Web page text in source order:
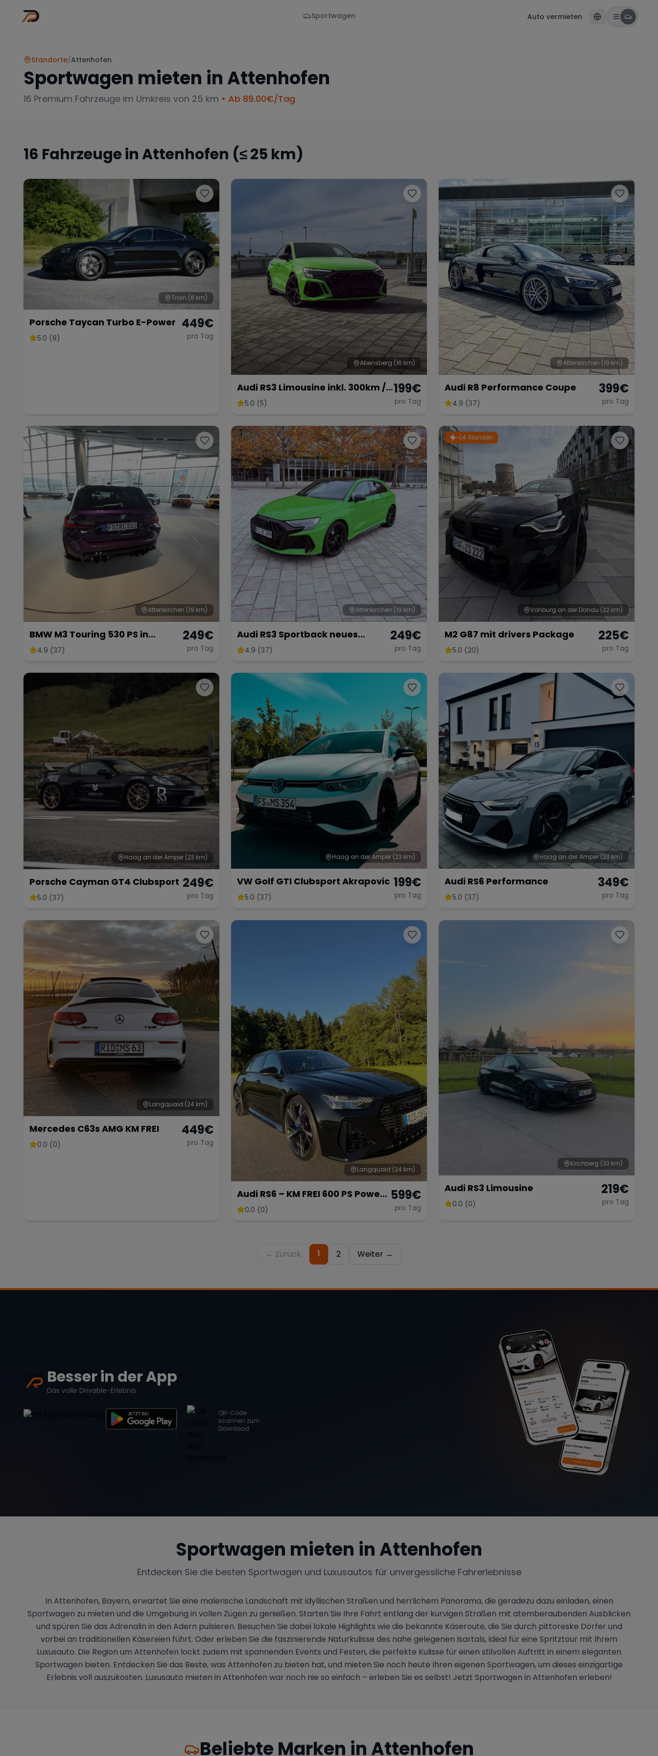
Sportwagen Auto vermieten
Standorte/Attenhofen
Sportwagen mieten inAttenhofen
16 Premium Fahrzeuge im Umkreis von 25 km • Ab 89.00€/Tag
16 Fahrzeuge inAttenhofen (≤ 25 km)
Train (8 km)
Porsche Taycan Turbo E-Power
5.0 (8)
449€
pro Tag
Abensberg (16 km)
Audi RS3 Limousine inkl. 300km /
km frei möglich
5.0 (5)
199€
pro Tag
Attenkirchen (19 km)
Audi R8 Performance Coupe
4.9 (37)
399€
pro Tag
Attenkirchen (19 km)
BMW M3 Touring 530 PS in
Individuell Purple
4.9 (37)
249€
pro Tag
Attenkirchen (19 km)
Audi RS3 Sportback neues
Modell 2025
4.9 (37)
249€
pro Tag
~1,4 Stunden
Vohburg an der Donau (22 km)
M2 G87 mit drivers Package
5.0 (20)
225€
pro Tag
Haag an der Amper (23 km)
Porsche Cayman GT4 Clubsport
5.0 (37)
249€
pro Tag
Haag an der Amper (23 km)
VW Golf GTI Clubsport Akrapovic
5.0 (37)
199€
pro Tag
Haag an der Amper (23 km)
Audi RS6 Performance
5.0 (37)
349€
pro Tag
Langquaid (24 km)
Mercedes C63s AMG KM FREI
0.0 (0)
449€
pro Tag
Langquaid (24 km)
Audi RS6 – KM FREI 600 PS Power-
Kombi
0.0 (0)
599€
pro Tag
Kirchberg (33 km)
Audi RS3 Limousine
0.0 (0)
219€
pro Tag
← Zurück 1 2 Weiter →
Besser in der App
Das volle Drivable-Erlebnis
QR-Code
scannen zum
Download
Sportwagen mieten inAttenhofen
Entdecken Sie die besten Sportwagen und Luxusautos für unvergessliche Fahrerlebnisse
In Attenhofen, Bayern, erwartet Sie eine malerische Landschaft mit idyllischen Straßen und herrlichem Panorama, die geradezu dazu einladen, einen
Sportwagen zu mieten und die Umgebung in vollen Zügen zu genießen. Starten Sie Ihre Fahrt entlang der kurvigen Straßen mit atemberaubenden Ausblicken
und spüren Sie das Adrenalin in den Adern pulsieren. Besuchen Sie dabei lokale Highlights wie die bekannte Käseroute, die Sie durch pittoreske Dörfer und
vorbei an traditionellen Käsereien führt. Oder erleben Sie die faszinierende Naturkulisse des nahe gelegenen Isartals, ideal für eine Spritztour mit Ihrem
Luxusauto. Die Region um Attenhofen lockt zudem mit spannenden Events und Festen, die perfekte Kulisse für einen stilvollen Auftritt in einem eleganten
Sportwagen bieten. Entdecken Sie das Beste, was Attenhofen zu bieten hat, und mieten Sie noch heute Ihren eigenen Sportwagen, um dieses einzigartige
Erlebnis voll auszukosten. Luxusauto mieten in Attenhofen war noch nie so einfach – erleben Sie es selbst! Jetzt Sportwagen in Attenhofen erleben!
Beliebte Marken inAttenhofen